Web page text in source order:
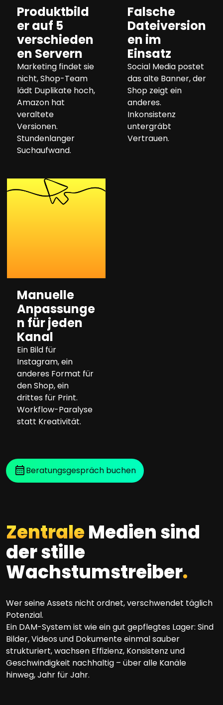
Produktbild
er auf 5
verschieden
en Servern
Marketing findet sie
nicht, Shop-Team
lädt Duplikate hoch,
Amazon hat
veraltete
Versionen.
Stundenlanger
Suchaufwand.
Falsche
Dateiversion
en im
Einsatz
Social Media postet
das alte Banner, der
Shop zeigt ein
anderes.
Inkonsistenz
untergräbt
Vertrauen.
Manuelle
Anpassunge
n für jeden
Kanal
Ein Bild für
Instagram, ein
anderes Format für
den Shop, ein
drittes für Print.
Workflow-Paralyse
statt Kreativität.
Beratungsgespräch buchen
ZentraleMedien sind
der stille
Wachstumstreiber.
Wer seine Assets nicht ordnet, verschwendet täglich
Potenzial.
Ein DAM-System ist wie ein gut gepflegtes Lager: Sind
Bilder, Videos und Dokumente einmal sauber
strukturiert, wachsen Effizienz, Konsistenz und
Geschwindigkeit nachhaltig – über alle Kanäle
hinweg, Jahr für Jahr.